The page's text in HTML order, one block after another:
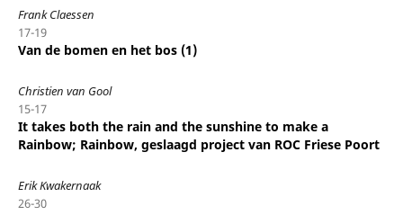
Frank Claessen
17-19
Van de bomen en het bos (1)
Christien van Gool
15-17
It takes both the rain and the sunshine to make a
Rainbow; Rainbow, geslaagd project van ROC Friese Poort
Erik Kwakernaak
26-30